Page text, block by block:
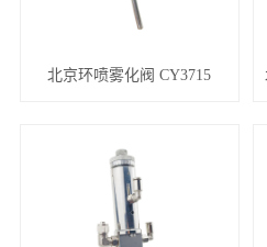
北京环喷雾化阀 CY3715